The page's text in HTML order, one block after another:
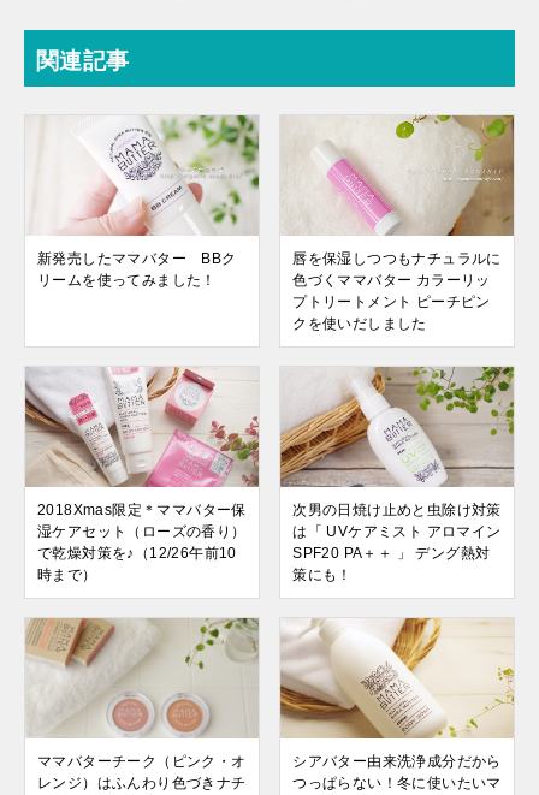
関連記事
新発売したママバター BBク
リームを使ってみました！
唇を保湿しつつもナチュラルに
色づくママバター カラーリッ
プトリートメント ピーチピン
クを使いだしました
2018Xmas限定＊ママバター保
湿ケアセット（ローズの香り）
で乾燥対策を♪（12/26午前10
時まで）
次男の日焼け止めと虫除け対策
は「 UVケアミスト アロマイン
SPF20 PA＋＋ 」 デング熱対
策にも！
ママバターチーク（ピンク・オ
レンジ）はふんわり色づきナチ
シアバター由来洗浄成分だから
つっぱらない！冬に使いたいマ